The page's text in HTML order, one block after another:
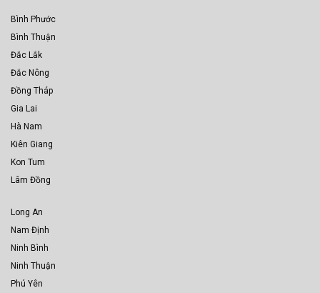
Bình Phước
Bình Thuận
Đắc Lắk
Đắc Nông
Đồng Tháp
Gia Lai
Hà Nam
Kiên Giang
Kon Tum
Lâm Đồng
Long An
Nam Định
Ninh Bình
Ninh Thuận
Phú Yên